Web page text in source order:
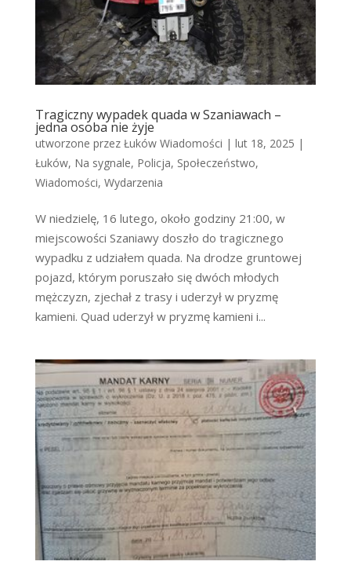
Tragiczny wypadek quada w Szaniawach –
jedna osoba nie żyje
utworzone przez Łuków Wiadomości | lut 18, 2025 |
Łuków, Na sygnale, Policja, Społeczeństwo,
Wiadomości, Wydarzenia
W niedzielę, 16 lutego, około godziny 21:00, w
miejscowości Szaniawy doszło do tragicznego
wypadku z udziałem quada. Na drodze gruntowej
pojazd, którym poruszało się dwóch młodych
mężczyzn, zjechał z trasy i uderzył w pryzmę
kamieni. Quad uderzył w pryzmę kamieni i...